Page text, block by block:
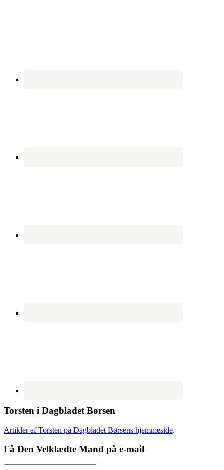
Torsten i Dagbladet Børsen
Artikler af Torsten på Dagbladet Børsens hjemmeside.
Få Den Velklædte Mand på e-mail